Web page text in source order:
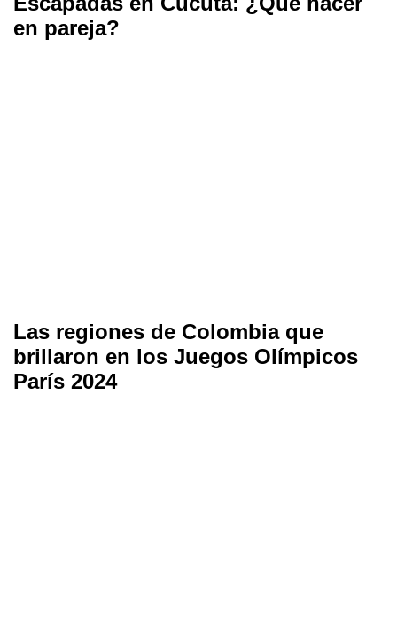
en pareja?
Las regiones de Colombia que
brillaron en los Juegos Olímpicos
París 2024